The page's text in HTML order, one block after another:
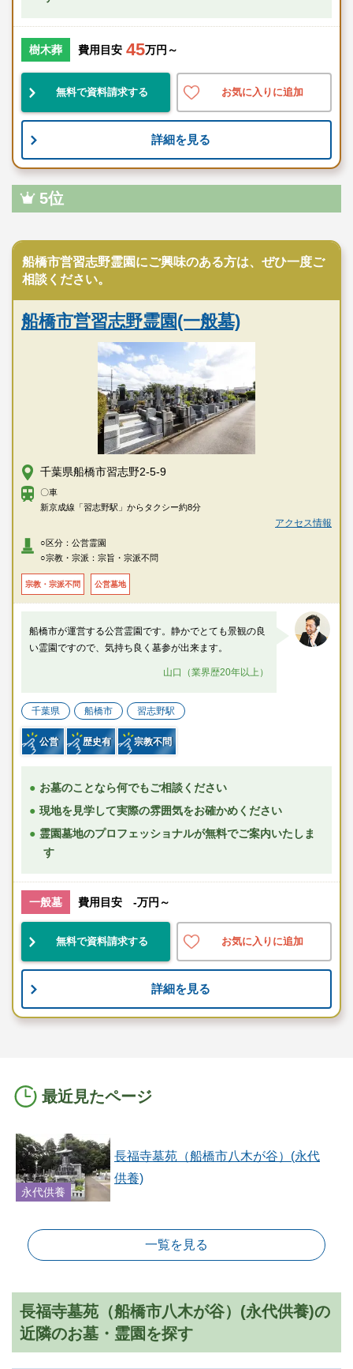
樹木葬 費用目安 45万円～
無料で資料請求する お気に入りに追加
詳細を見る
5位
船橋市営習志野霊園にご興味のある方は、ぜひ一度ご
相談ください。
船橋市営習志野霊園(一般墓)
千葉県船橋市習志野2-5-9
〇車
新京成線「習志野駅」からタクシー約8分
アクセス情報
○区分：公営霊園
○宗教・宗派：宗旨・宗派不問
宗教・宗派不問 公営墓地
船橋市が運営する公営霊園です。静かでとても景観の良
い霊園ですので、気持ち良く墓参が出来ます。
山口（業界歴20年以上）
千葉県 船橋市 習志野駅
公営 歴史有 宗教不問
お墓のことなら何でもご相談ください
現地を見学して実際の雰囲気をお確かめください
霊園墓地のプロフェッショナルが無料でご案内いたしま
す
一般墓 費用目安 -万円～
無料で資料請求する お気に入りに追加
詳細を見る
最近見たページ
永代供養
長福寺墓苑（船橋市八木が谷）(永代
供養)
一覧を見る
長福寺墓苑（船橋市八木が谷）(永代供養)の
近隣のお墓・霊園を探す